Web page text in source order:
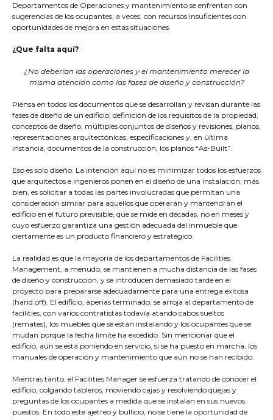
Departamentos de Operaciones y mantenimiento se enfrentan con
sugerencias de los ocupantes, a veces, con recursos insuficientes con
oportunidades de mejora en estas situaciones.
¿Que falta aquí?
¿No deberían las operaciones y el mantenimiento merecer la
misma atención como las fases de diseño y construcción?
Piensa en todos los documentos que se desarrollan y revisan durante las
fases de diseño de un edificio: definición de los requisitos de la propiedad,
conceptos de diseño, múltiples conjuntos de diseños y revisiones, planos,
representaciones arquitectónicas, especificaciones y, en última
instancia, documentos de la construcción, los planos “As-Built”.
Eso es solo diseño. La intención aquí no es minimizar todos los esfuerzos
que arquitectos e ingenieros ponen en el diseño de una instalación; más
bien, es solicitar a todas las partes involucradas que permitan una
consideración similar para aquellos que operarán y mantendrán el
edificio en el futuro previsible, que se mide en décadas, no en meses y
cuyo esfuerzo garantiza una gestión adecuada del inmueble que
ciertamente es un producto financiero y estratégico.
La realidad es que la mayoría de los departamentos de Facilities
Management, a menudo, se mantienen a mucha distancia de las fases
de diseño y construcción, y se introducen demasiado tarde en el
proyecto para prepararse adecuadamente para una entrega exitosa
(hand off). El edificio, apenas terminado, se arroja al departamento de
facilities, con varios contratistas todavía atando cabos sueltos
(remates), los muebles que se están instalando y los ocupantes que se
mudan porque la fecha límite ha excedido. Sin mencionar que el
edificio, aún se está poniendo en servicio, si se ha puesto en marcha, los
manuales de operación y mantenimiento que aún no se han recibido.
Mientras tanto, el Facilities Manager se esfuerza tratando de conocer el
edificio, colgando tableros, moviendo cajas y resolviendo quejas y
preguntas de los ocupantes a medida que se instalan en sus nuevos
puestos. En todo este ajetreo y bullicio, no se tiene la oportunidad de